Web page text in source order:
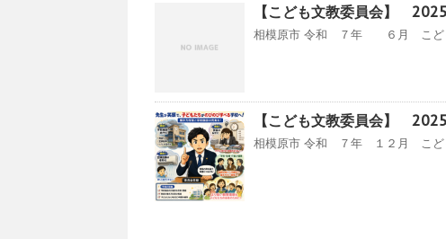
【こども文教委員会】
相模原市 令和 ７年 ６月 こど
【こども文教委員会】
相模原市 令和 ７年 １２月 こど